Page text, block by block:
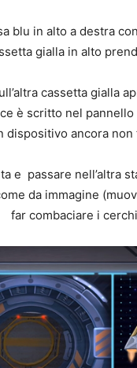
blu in alto a destra
gialla in alto
cassetta gialla
è scritto nel pannello
dispositivo ancora non
e passare nell’altra
da immagine
far combaciare i